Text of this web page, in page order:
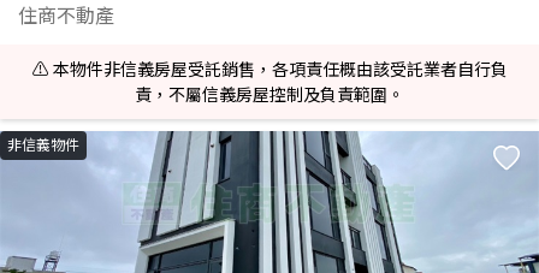
住商不動產
⚠️ 本物件非信義房屋受託銷售，各項責任概由該受託業者自行負
責，不屬信義房屋控制及負責範圍。
非信義物件